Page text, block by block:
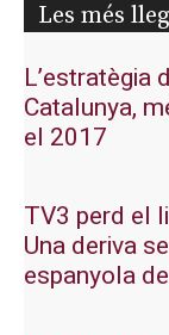
Les més
L’estratègia
Catalunya,
el 2017
TV3 perd el
Una deriva
espanyola